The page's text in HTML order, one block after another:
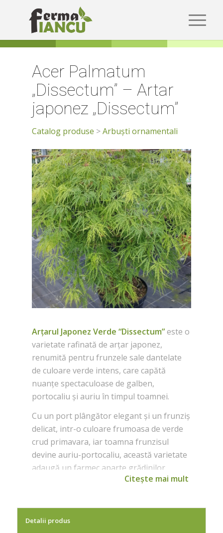
Acer Palmatum
„Dissectum” – Artar
japonez „Dissectum”
Catalog produse >Arbuști ornamentali
Arțarul Japonez Verde “Dissectum”este o
varietate rafinată de arțar japonez,
renumită pentru frunzele sale dantelate
de culoare verde intens, care capătă
nuanțe spectaculoase de galben,
portocaliu și auriu în timpul toamnei.
Cu un port plângător elegant și un frunziș
delicat, intr-o culoare frumoasa de verde
crud primavara, iar toamna frunzisul
devine auriu-portocaliu, această varietate
adaugă un farmec aparte grădinilor
japoneze, zonelor umbrite sau ghivecelor
Citește mai mult
Detalii produs